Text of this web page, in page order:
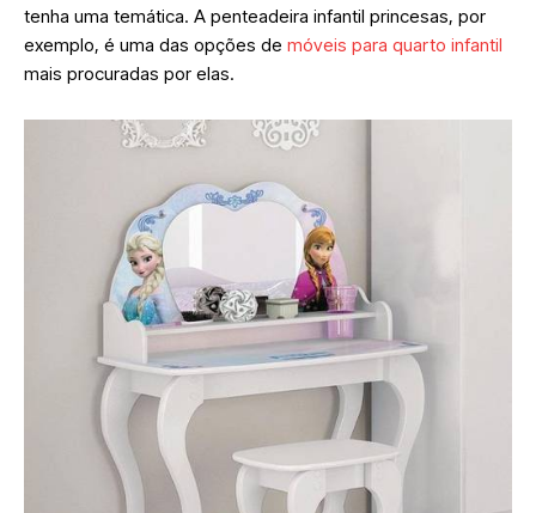
tenha uma temática. A penteadeira infantil princesas, por
exemplo, é uma das opções de móveis para quarto infantil
mais procuradas por elas.